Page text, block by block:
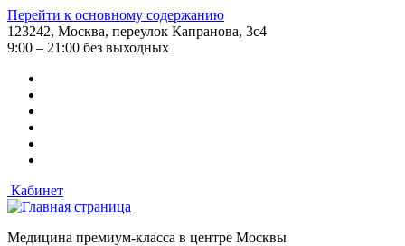
Перейти к основному содержанию
123242, Москва, переулок Капранова, 3с4
9:00 – 21:00 без выходных
Кабинет
Медицина премиум-класса в центре Москвы